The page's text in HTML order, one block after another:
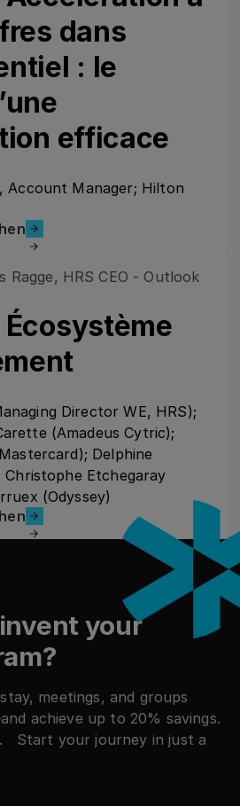
dans
: le
efficace
Account Manager; Hilton
Ansehen
Écosystème
Director WE, HRS);
(Amadeus Cytric);
Delphine
Christophe Etchegaray
(Odyssey)
Ansehen
your
meetings, and groups
achieve up to 20% savings.
Start your journey in just a